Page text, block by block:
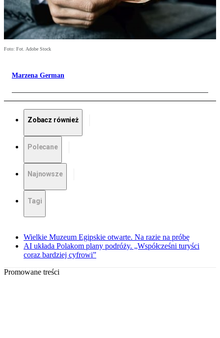
Foto: Fot. Adobe Stock
Marzena German
Zobacz również
Polecane
Najnowsze
Tagi
Wielkie Muzeum Egipskie otwarte. Na razie na próbę
AI układa Polakom plany podróży. „Współcześni turyści
coraz bardziej cyfrowi”
Promowane treści